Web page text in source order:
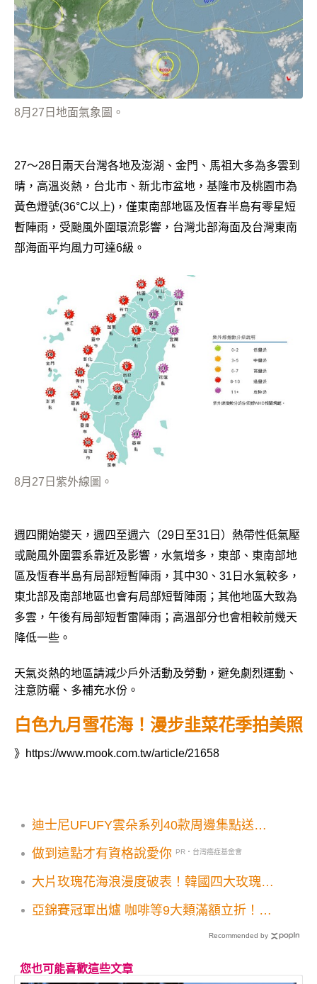
8月27日地面氣象圖。
27～28日兩天台灣各地及澎湖、金門、馬祖大多為多雲到
晴，高溫炎熱，台北市、新北市盆地，基隆市及桃園市為
黃色燈號(36°C以上)，僅東南部地區及恆春半島有零星短
暫陣雨，受颱風外圍環流影響，台灣北部海面及台灣東南
部海面平均風力可達6級。
8月27日紫外線圖。
週四開始變天，週四至週六（29日至31日）熱帶性低氣壓
或颱風外圍雲系靠近及影響，水氣增多，東部、東南部地
區及恆春半島有局部短暫陣雨，其中30、31日水氣較多，
東北部及南部地區也會有局部短暫陣雨；其他地區大致為
多雲，午後有局部短暫雷陣雨；高溫部分也會相較前幾天
降低一些。
天氣炎熱的地區請減少戶外活動及勞動，避免劇烈運動、
注意防曬、多補充水份。
白色九月雪花海！漫步韭菜花季拍美照
》 https://www.mook.com.tw/article/21658
迪士尼UFUFY雲朵系列40款周邊集點送！
做到這點才有資格說愛你 PR・台灣癌症基金會
大片玫瑰花海浪漫度破表！韓國四大玫瑰花
亞錦賽冠軍出爐 咖啡等9大類滿額立折！感
Recommended by
您也可能喜歡這些文章